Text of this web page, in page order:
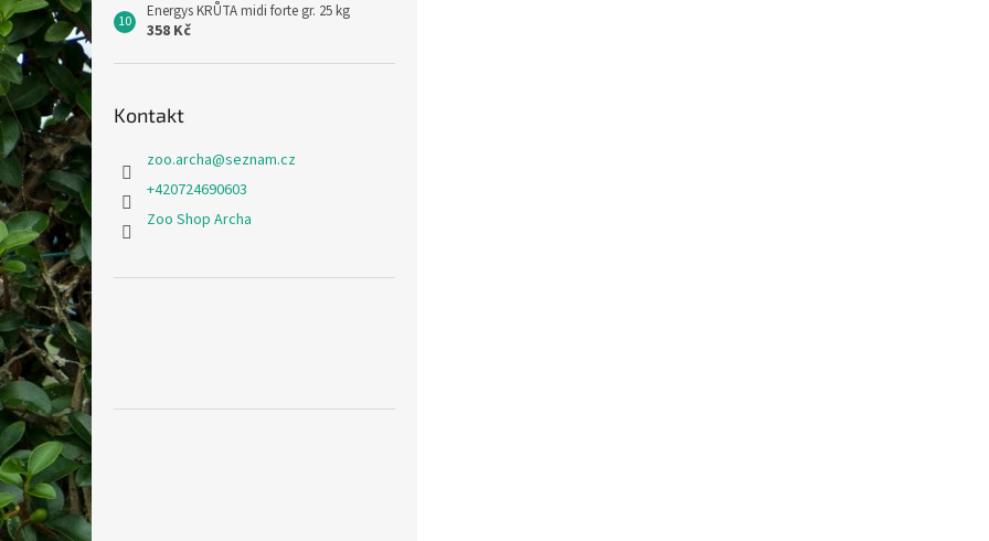
Energys KRŮTA midi forte gr. 25 kg
358 Kč
Kontakt
zoo.archa@seznam.cz
+420724690603
Zoo Shop Archa